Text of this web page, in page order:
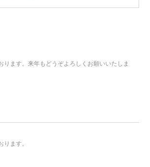
ります。来年もどうぞよろしくお願いいたしま
ます。